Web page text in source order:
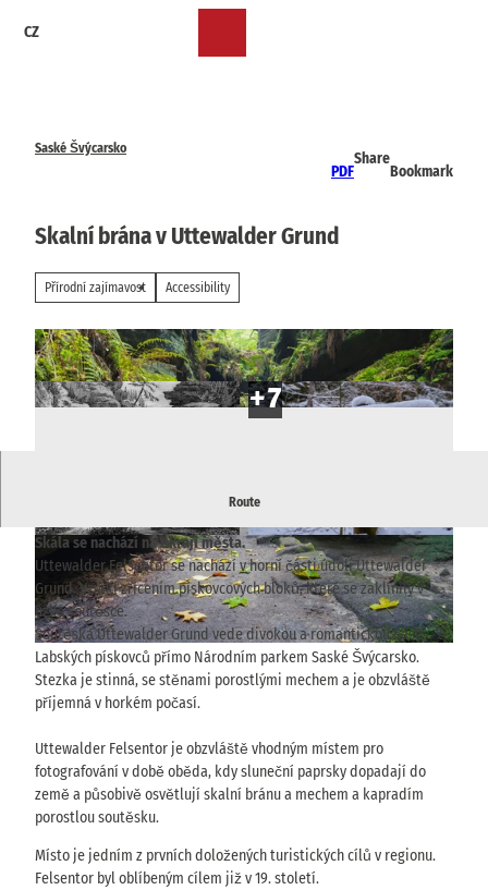
CZ
Saské Švýcarsko
PDF
Share
Bookmark
Skalní brána v Uttewalder Grund
Přírodní zajímavost Accessibility
© via www.saechsische-schweiz.de, Philipp Zieger |CC-BY
© via www.saechsische-schweiz.de , Sammlung
U.u.D. Hasse, Nationalpark Sächsische Schweiz
|CC-BY-NC-ND
© Yvonne Brückner, Tourismusverband Sächsis
che Schweiz
Route
Okouzlující skalní útvar, který se často stal inspirací pro umělce.
Skála se nachází na okraji města.
Uttewalder Felsentor se nachází v horní části údolí Uttewalder
Grund. Vznikl zřícením pískovcových bloků, které se zaklínily v
úzké soutěsce.
Soutěska Uttewalder Grund vede divokou a romantickou částí
Labských pískovců přímo Národním parkem Saské Švýcarsko.
Stezka je stinná, se stěnami porostlými mechem a je obzvláště
příjemná v horkém počasí.
Uttewalder Felsentor je obzvláště vhodným místem pro
fotografování v době oběda, kdy sluneční paprsky dopadají do
země a působivě osvětlují skalní bránu a mechem a kapradím
porostlou soutěsku.
Místo je jedním z prvních doložených turistických cílů v regionu.
Felsentor byl oblíbeným cílem již v 19. století.